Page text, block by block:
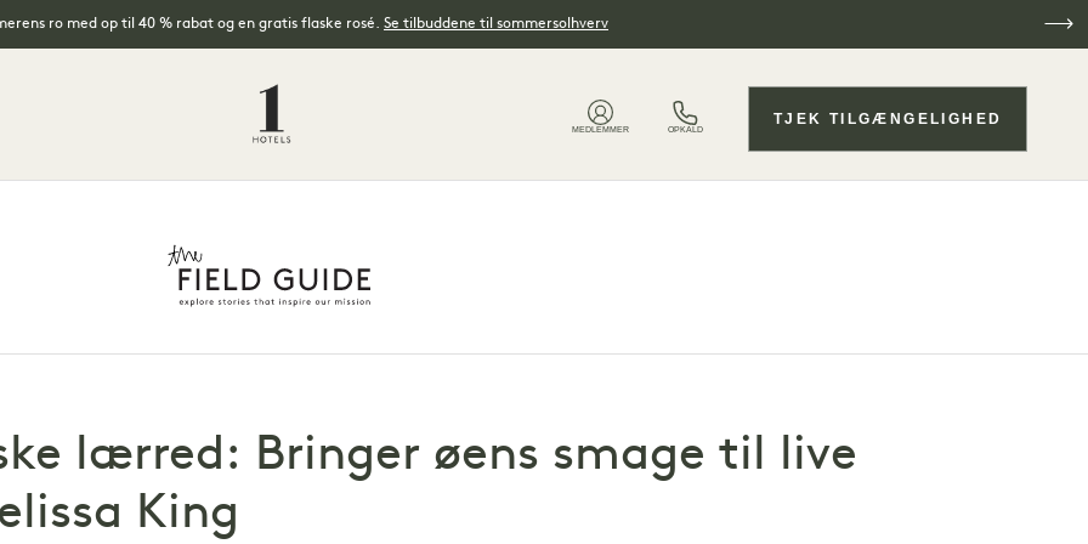
ro med op til 40 % rabat og en gratis flaske rosé. Se tilbuddene til sommersolhverv
MEDLEMMER OPKALD
TJEK TILGÆNGELIGHED
lærred: Bringer øens smage til live
King